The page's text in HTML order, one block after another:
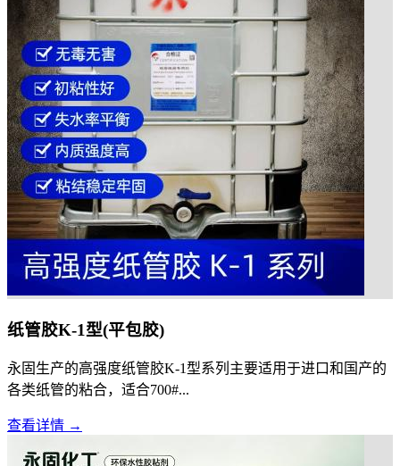
纸管胶K-1型(平包胶)
永固生产的高强度纸管胶K-1型系列主要适用于进口和国产的
各类纸管的粘合，适合700#...
查看详情 →